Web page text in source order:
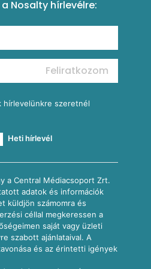
salsával
Nosalty hírlevélre:
Feliratkozom
hírlevelünkre szeretnél
Heti hírlevél
a Central Médiacsoport Zrt.
adatok és információk
küldjön számomra és
céllal megkeressen a
saját vagy üzleti
szabott ajánlataival. A
és az érintetti igények